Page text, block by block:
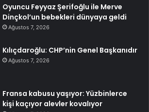
Oyuncu Feyyaz Şerifoğlu ile Merve
Dinçkol’un bebekleri dünyaya geldi
Ağustos 7, 2026
Kılıçdaroğlu: CHP’nin Genel Başkanıdır
Ağustos 7, 2026
Fransa kabusu yaşıyor: Yüzbinlerce
kişi kaçıyor alevler kovalıyor